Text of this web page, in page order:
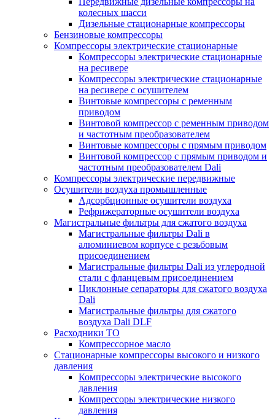
колесных шасси
Дизельные стационарные компрессоры
Бензиновые компрессоры
Компрессоры электрические стационарные
Компрессоры электрические стационарные
на ресивере
Компрессоры электрические стационарные
на ресивере с осушителем
Винтовые компрессоры с ременным
приводом
Винтовой компрессор с ременным приводом
и частотным преобразователем
Винтовые компрессоры с прямым приводом
Винтовой компрессор с прямым приводом и
частотным преобразователем Dali
Компрессоры электрические передвижные
Осушители воздуха промышленные
Адсорбционные осушители воздуха
Рефрижераторные осушители воздуха
Магистральные фильтры для сжатого воздуха
Магистральные фильтры Dali в
алюминиевом корпусе с резьбовым
присоединением
Магистральные фильтры Dali из углеродной
стали с фланцевым присоединением
Циклонные сепараторы для сжатого воздуха
Dali
Магистральные фильтры для сжатого
воздуха Dali DLF
Расходники ТО
Компрессорное масло
Стационарные компрессоры высокого и низкого
давления
Компрессоры электрические высокого
давления
Компрессоры электрические низкого
давления